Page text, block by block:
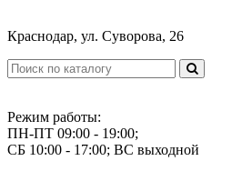
Краснодар, ул. Суворова, 26
Режим работы:
ПН-ПТ 09:00 - 19:00;
СБ 10:00 - 17:00; ВС выходной